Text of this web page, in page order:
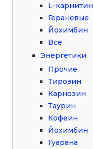
L-карнитин
Гераневые
Йохимбин
Все
Энергетики
Прочие
Тирозин
Карнозин
Таурин
Кофеин
Йохимбин
Гуарана